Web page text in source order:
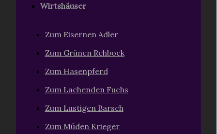
Wirtshäuser
Zum Eisernen Adler
Zum Grünen Rehbock
Zum Hasenpferd
Zum Lachenden Fuchs
Zum Lustigen Barsch
Zum Müden Krieger